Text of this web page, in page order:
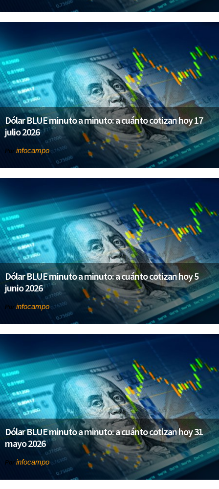
Dólar BLUE minuto a minuto: a cuánto cotizan hoy 17
julio 2026
Por infocampo
Dólar BLUE minuto a minuto: a cuánto cotizan hoy 5
junio 2026
Por infocampo
Dólar BLUE minuto a minuto: a cuánto cotizan hoy 31
mayo 2026
Por infocampo